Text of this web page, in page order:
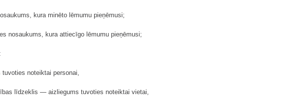
kura minēto lēmumu pieņēmusi;
nosaukums, kura attiecīgo lēmumu pieņēmusi;
noteiktai personai,
līdzeklis — aizliegums tuvoties noteiktai vietai,